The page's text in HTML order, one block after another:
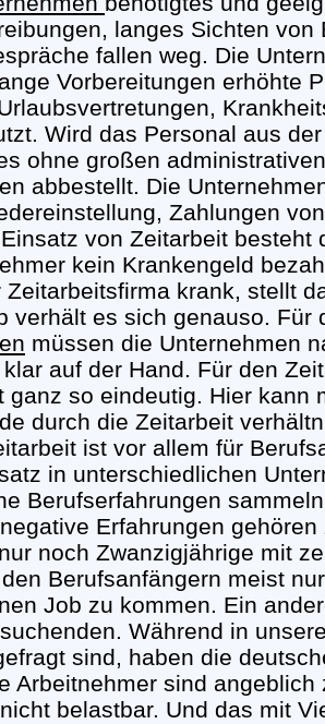
langes Sichten
fallen weg. Die
Vorbereitungen erhöhte
Wird das Personal aus
ohne großen
abbestellt. Die
Zahlungen
von Zeitarbeit besteht
kein Krankengeld
Zeitarbeitsfirma krank, stellt
verhält es sich genauso. Für
müssen die Unternehmen
auf der Hand. Für den
ganz so eindeutig. Hier kann
durch die Zeitarbeit
ist vor allem für
in unterschiedlichen
Berufserfahrungen
Erfahrungen
noch Zwanzigjährige mit
Berufsanfängern meist
Job zu kommen. Ein
Während in
sind, haben die
Arbeitnehmer sind
belastbar. Und das mit